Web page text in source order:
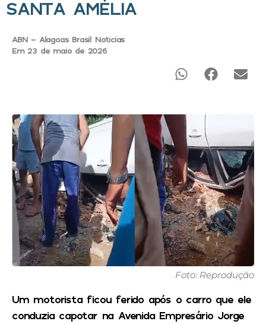
SANTA AMÉLIA
ABN - Alagoas Brasil Noticias
Em 23 de maio de 2026
Foto: Reprodução
Um motorista ficou ferido após o carro que ele
conduzia capotar na Avenida Empresário Jorge